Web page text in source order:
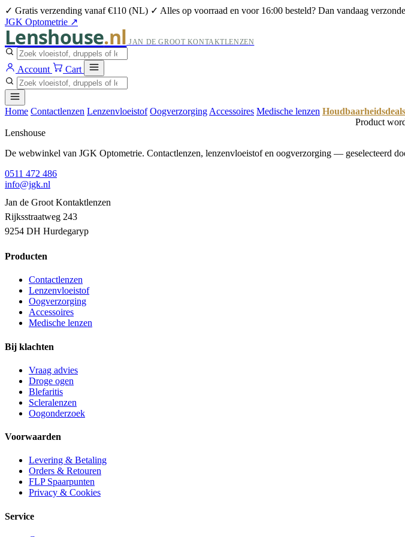
✓ Gratis verzending vanaf €110 (NL) ✓ Alles op voorraad en voor 16:00 besteld? Dan vandaag
JGK Optometrie ↗
Lenshouse.nl JAN DE GROOT KONTAKTLENZEN
Account Cart
Home Contactlenzen Lenzenvloeistof Oogverzorging Accessoires Medische lenzen Houdbaarheidsdeals
Product
Lenshouse
De webwinkel van JGK Optometrie. Contactlenzen, lenzenvloeistof en oogverzorging — geselecteerd
0511 472 486
info@jgk.nl
Jan de Groot Kontaktlenzen
Rijksstraatweg 243
9254 DH Hurdegaryp
Producten
Contactlenzen
Lenzenvloeistof
Oogverzorging
Accessoires
Medische lenzen
Bij klachten
Vraag advies
Droge ogen
Blefaritis
Scleralenzen
Oogonderzoek
Voorwaarden
Levering & Betaling
Orders & Retouren
FLP Spaarpunten
Privacy & Cookies
Service